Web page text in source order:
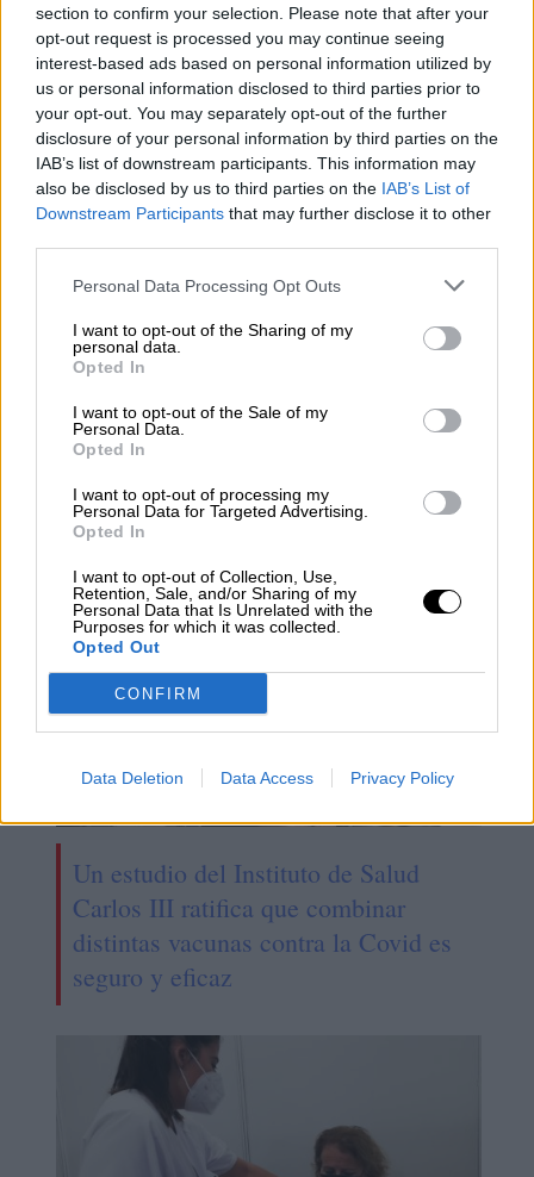
section to confirm your selection. Please note that after your
opt-out request is processed you may continue seeing
interest-based ads based on personal information utilized by
us or personal information disclosed to third parties prior to
your opt-out. You may separately opt-out of the further
disclosure of your personal information by third parties on the
IAB’s list of downstream participants. This information may
also be disclosed by us to third parties on the IAB’s List of
Downstream Participants that may further disclose it to other
Personal Data Processing Opt Outs
I want to opt-out of the Sharing of my
personal data.
Opted In
I want to opt-out of the Sale of my
Personal Data.
Opted In
I want to opt-out of processing my
Personal Data for Targeted Advertising.
Opted In
I want to opt-out of Collection, Use,
Retention, Sale, and/or Sharing of my
Personal Data that Is Unrelated with the
Purposes for which it was collected.
Opted Out
CONFIRM
Data Deletion Data Access Privacy Policy
La falta de componentes impide que
se recupere la venta de coches en
Europa
La nueva ITV entra en vigor este
martes 1 de junio
Un estudio del Instituto de Salud
Carlos III ratifica que combinar
distintas vacunas contra la Covid es
seguro y eficaz